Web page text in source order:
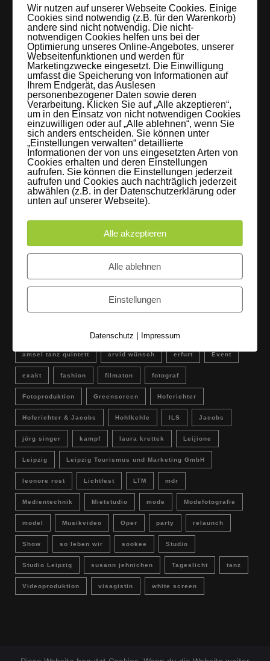
entspannter Loftatmosphäre realisieren. Alles da, was man
braucht: Technik, Platz, Couch und Kaffee. Folgt uns!
Letzte Beiträge
60 Jahre WG UNITAS eG [Scholz & Heinz]
9. Oktober 2017
FLAMINGOCAT Premium Collection [Susann
Jehnichen]
24. Juli 2017
Es regnet im Studio [Sons Of Motion]
5. Juli 2017
Instagram
amsel tanz quintett arvid wünsch erfurt Event
exakt fashion filmaton fotograf
Fotoproduktion Greenscreen Hoferichter
Hoferichter & Jacobs Hohlkehle ILS Jacobs
jörg singer kampf laura krettek Leijione
Leipzig Leipzig Tourismus und Marketing GmbH
leonore rost Lichtfest LTM mdr
Medientechnik Mietstudio mode Modefotografie
model Musikvideo Oper party relaunch
Show so leben wir sookee Studio
Studio Leipzig susann jehnichen Tageslicht tanz
Videoproduktion visagistin white screen
Wir nutzen auf unserer Webseite Cookies. Einige
Cookies sind notwendig (z.B. für den Warenkorb)
andere sind nicht notwendig. Die nicht-
notwendigen Cookies helfen uns bei der
Optimierung unseres Online-Angebotes, unserer
Webseitenfunktionen und werden für
Marketingzwecke eingesetzt. Die Einwilligung
umfasst die Speicherung von Informationen auf
Ihrem Endgerät, das Auslesen
personenbezogener Daten sowie deren
Verarbeitung. Klicken Sie auf „Alle akzeptieren“,
um in den Einsatz von nicht notwendigen Cookies
einzuwilligen oder auf „Alle ablehnen“, wenn Sie
sich anders entscheiden. Sie können unter
„Einstellungen verwalten“ detaillierte
Informationen der von uns eingesetzten Arten von
Cookies erhalten und deren Einstellungen
aufrufen. Sie können die Einstellungen jederzeit
aufrufen und Cookies auch nachträglich jederzeit
abwählen (z.B. in der Datenschutzerklärung oder
unten auf unserer Webseite).
Alle akzeptieren
Alle ablehnen
Einstellungen
Datenschutz | Impressum